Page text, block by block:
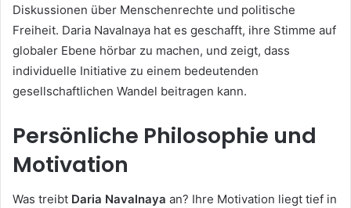
Diskussionen über Menschenrechte und politische
Freiheit. Daria Navalnaya hat es geschafft, ihre Stimme auf
globaler Ebene hörbar zu machen, und zeigt, dass
individuelle Initiative zu einem bedeutenden
gesellschaftlichen Wandel beitragen kann.
Persönliche Philosophie und
Motivation
Was treibt Daria Navalnaya an? Ihre Motivation liegt tief in